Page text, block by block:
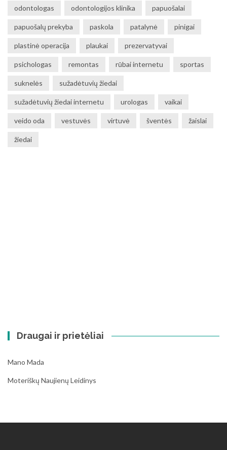
odontologas odontologijos klinika papuošalai
papuošalų prekyba paskola patalynė pinigai
plastinė operacija plaukai prezervatyvai
psichologas remontas rūbai internetu sportas
suknelės sužadėtuvių žiedai
sužadėtuvių žiedai internetu urologas vaikai
veido oda vestuvės virtuvė šventės žaislai
žiedai
Draugai ir prietėliai
Mano Mada
Moteriškų Naujienų Leidinys